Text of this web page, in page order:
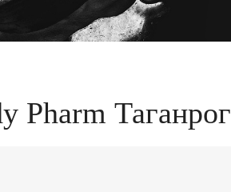
Pharm Таганрог